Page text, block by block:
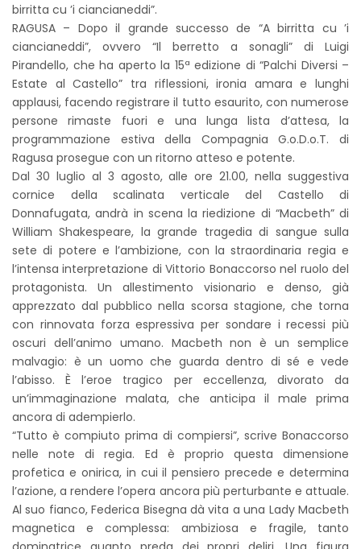
birritta cu ’i ciancianeddi”.
RAGUSA – Dopo il grande successo de “A birritta cu ’i
ciancianeddi”, ovvero “Il berretto a sonagli” di Luigi
Pirandello, che ha aperto la 15ª edizione di “Palchi Diversi –
Estate al Castello” tra riflessioni, ironia amara e lunghi
applausi, facendo registrare il tutto esaurito, con numerose
persone rimaste fuori e una lunga lista d’attesa, la
programmazione estiva della Compagnia G.o.D.o.T. di
Ragusa prosegue con un ritorno atteso e potente.
Dal 30 luglio al 3 agosto, alle ore 21.00, nella suggestiva
cornice della scalinata verticale del Castello di
Donnafugata, andrà in scena la riedizione di “Macbeth” di
William Shakespeare, la grande tragedia di sangue sulla
sete di potere e l’ambizione, con la straordinaria regia e
l’intensa interpretazione di Vittorio Bonaccorso nel ruolo del
protagonista. Un allestimento visionario e denso, già
apprezzato dal pubblico nella scorsa stagione, che torna
con rinnovata forza espressiva per sondare i recessi più
oscuri dell’animo umano. Macbeth non è un semplice
malvagio: è un uomo che guarda dentro di sé e vede
l’abisso. È l’eroe tragico per eccellenza, divorato da
un’immaginazione malata, che anticipa il male prima
ancora di adempierlo.
“Tutto è compiuto prima di compiersi”, scrive Bonaccorso
nelle note di regia. Ed è proprio questa dimensione
profetica e onirica, in cui il pensiero precede e determina
l’azione, a rendere l’opera ancora più perturbante e attuale.
Al suo fianco, Federica Bisegna dà vita a una Lady Macbeth
magnetica e complessa: ambiziosa e fragile, tanto